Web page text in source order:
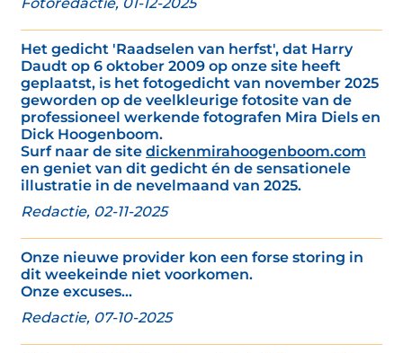
Het gedicht 'Raadselen van herfst', dat Harry
Daudt op 6 oktober 2009 op onze site heeft
geplaatst, is het fotogedicht van november 2025
geworden op de veelkleurige fotosite van de
professioneel werkende fotografen Mira Diels en
Dick Hoogenboom.
Surf naar de site dickenmirahoogenboom.com
en geniet van dit gedicht én de sensationele
illustratie in de nevelmaand van 2025.
Redactie, 02-11-2025
Onze nieuwe provider kon een forse storing in
dit weekeinde niet voorkomen.
Onze excuses...
Redactie, 07-10-2025